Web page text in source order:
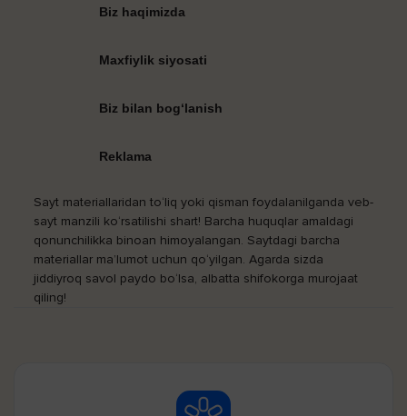
Biz haqimizda
Maxfiylik siyosati
Biz bilan bog‘lanish
Reklama
Sayt materiallaridan to‘liq yoki qisman foydalanilganda veb-
sayt manzili ko‘rsatilishi shart! Barcha huquqlar amaldagi
qonunchilikka binoan himoyalangan. Saytdagi barcha
materiallar ma’lumot uchun qo‘yilgan. Agarda sizda
jiddiyroq savol paydo bo‘lsa, albatta shifokorga murojaat
qiling!